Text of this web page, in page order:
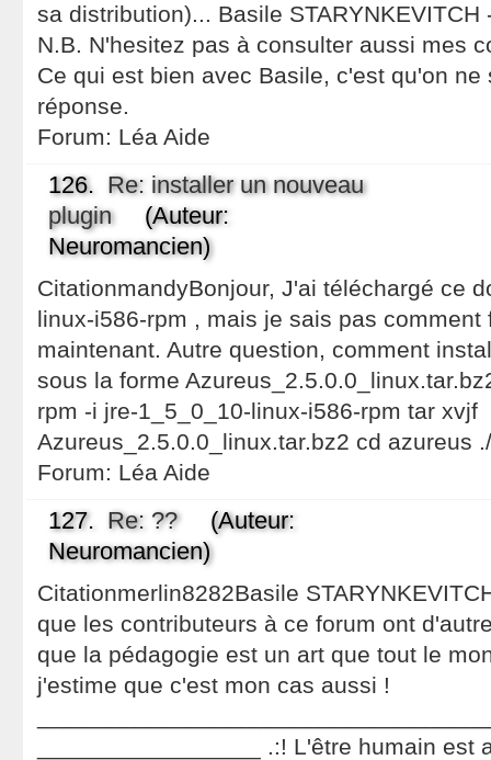
sa distribution)... Basile
N.B. N'hesitez pas à consulter aussi mes
Ce qui est bien avec Basile, c'est qu'on
réponse.
Forum: Léa Aide
126. Re: installer un nouveau
plugin(Auteur:
Neuromancien)
CitationmandyBonjour, J'ai téléchargé ce
linux-i586-rpm , mais je sais pas comment
maintenant. Autre question, comment
sous la forme
rpm -i jre-1_5_0_10-linux-i586-rpm tar xvjf
Azureus_2.5.0.0_linux.tar.bz2 cd azureus
Forum: Léa Aide
127. Re: ??(Auteur:
Neuromancien)
Citationmerlin8282Basile
que les contributeurs à ce forum ont
que la pédagogie est un art que tout le
j'estime que c'est mon cas aussi !
_________________ .:! L'être humain est